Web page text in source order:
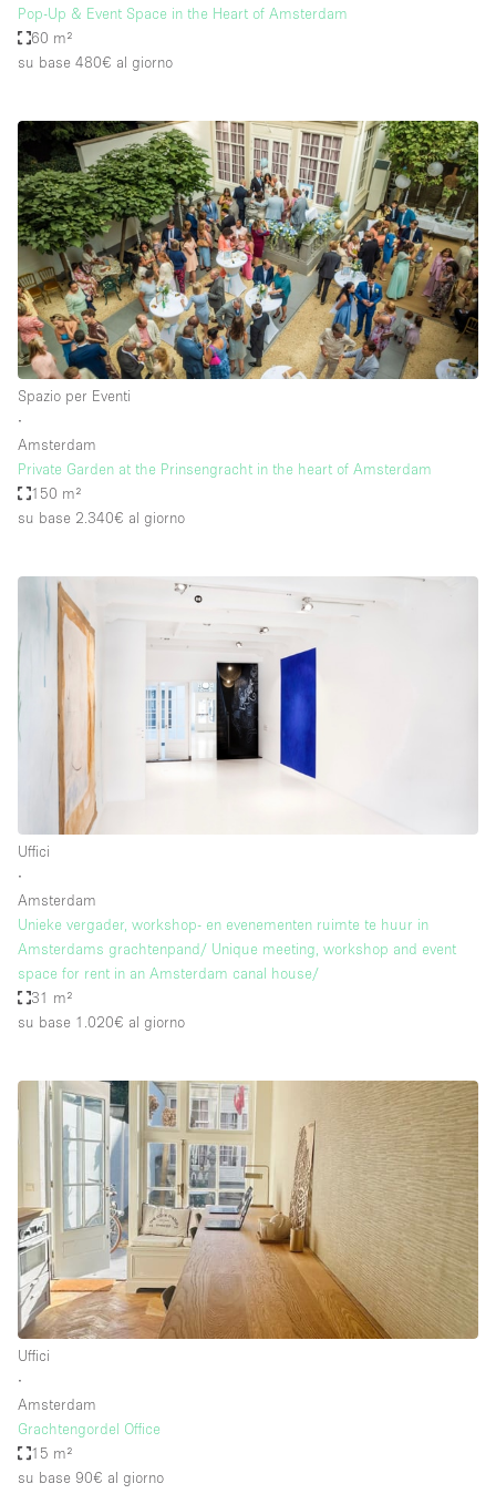
Pop-Up & Event Space in the Heart of Amsterdam
60 m²
su base 480€ al giorno
Spazio per Eventi
∙
Amsterdam
Private Garden at the Prinsengracht in the heart of Amsterdam
150 m²
su base 2.340€ al giorno
Uffici
∙
Amsterdam
Unieke vergader, workshop- en evenementen ruimte te huur in
Amsterdams grachtenpand/ Unique meeting, workshop and event
space for rent in an Amsterdam canal house/
31 m²
su base 1.020€ al giorno
Uffici
∙
Amsterdam
Grachtengordel Office
15 m²
su base 90€ al giorno